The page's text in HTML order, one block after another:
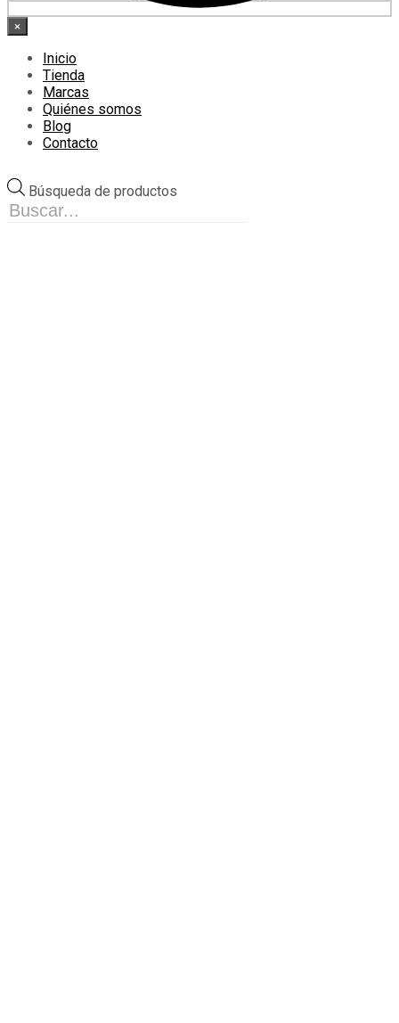
×
Inicio
Tienda
Marcas
Quiénes somos
Blog
Contacto
Búsqueda de productos